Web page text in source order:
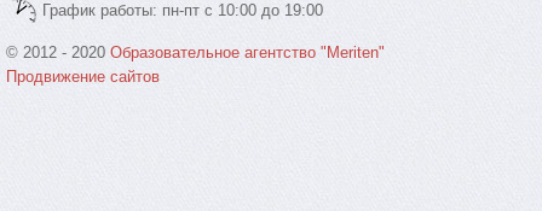
График работы: пн-пт с 10:00 до 19:00
© 2012 - 2020 Образовательное агентство "Meriten"
Продвижение сайтов